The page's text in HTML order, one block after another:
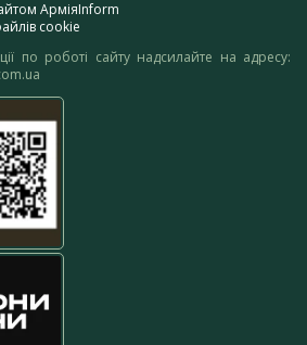
АрміяInform
cookie
по роботі сайту надсилайте на адресу: